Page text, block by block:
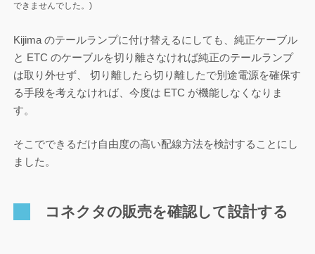
できませんでした。)
Kijima のテールランプに付け替えるにしても、純正ケーブル
と ETC のケーブルを切り離さなければ純正のテールランプ
は取り外せず、 切り離したら切り離したで別途電源を確保す
る手段を考えなければ、今度は ETC が機能しなくなりま
す。
そこでできるだけ自由度の高い配線方法を検討することにし
ました。
コネクタの販売を確認して設計する